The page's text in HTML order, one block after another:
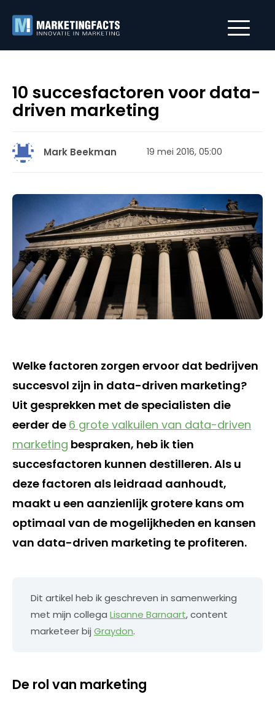
10 succesfactoren voor data-
driven marketing
Mark Beekman 19 mei 2016, 05:00
Welke factoren zorgen ervoor dat bedrijven
succesvol zijn in data-driven marketing?
Uit gesprekken met de specialisten die
eerder de 6 grote valkuilen van data-driven
marketing bespraken, heb ik tien
succesfactoren kunnen destilleren. Als u
deze factoren als leidraad aanhoudt,
maakt u een aanzienlijk grotere kans om
optimaal van de mogelijkheden en kansen
van data-driven marketing te profiteren.
Dit artikel heb ik geschreven in samenwerking
met mijn collega Lisanne Barnaart, content
marketeer bij Graydon.
De rol van marketing